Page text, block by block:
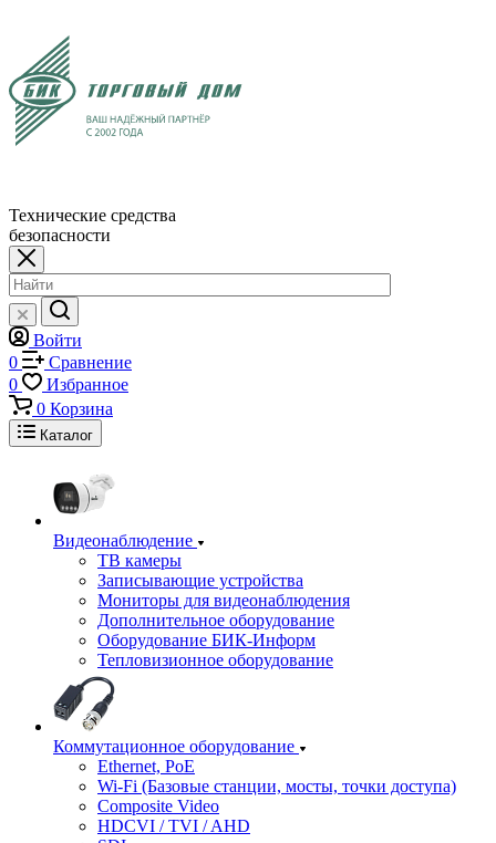
Технические средства
безопасности
Войти
0
Сравнение
0
Избранное
0 Корзина
Каталог
Видеонаблюдение
ТВ камеры
Записывающие устройства
Мониторы для видеонаблюдения
Дополнительное оборудование
Оборудование БИК-Информ
Тепловизионное оборудование
Коммутационное оборудование
Ethernet, PoE
Wi-Fi (Базовые станции, мосты, точки доступа)
Composite Video
HDCVI / TVI / AHD